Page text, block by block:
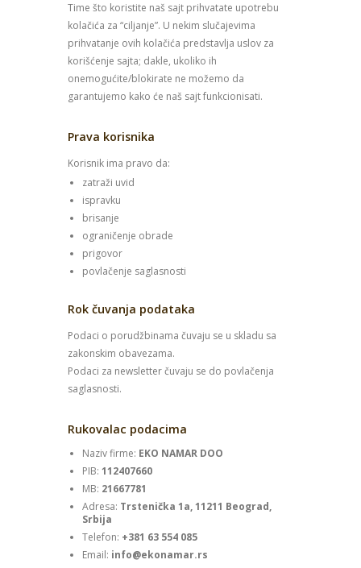
Time što koristite naš sajt prihvatate upotrebu
kolačića za “ciljanje”. U nekim slučajevima
prihvatanje ovih kolačića predstavlja uslov za
korišćenje sajta; dakle, ukoliko ih
onemogućite/blokirate ne možemo da
garantujemo kako će naš sajt funkcionisati.
Prava korisnika
Korisnik ima pravo da:
zatraži uvid
ispravku
brisanje
ograničenje obrade
prigovor
povlačenje saglasnosti
Rok čuvanja podataka
Podaci o porudžbinama čuvaju se u skladu sa
zakonskim obavezama.
Podaci za newsletter čuvaju se do povlačenja
saglasnosti.
Rukovalac podacima
Naziv firme: EKO NAMAR DOO
PIB: 112407660
MB: 21667781
Adresa: Trstenička 1a, 11211 Beograd,
Srbija
Telefon: +381 63 554 085
Email: info@ekonamar.rs